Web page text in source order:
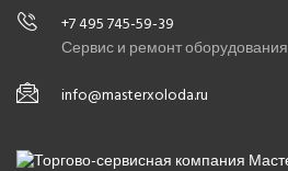
+7 495 745-59-39
Сервис и ремонт оборудования
info@masterxoloda.ru